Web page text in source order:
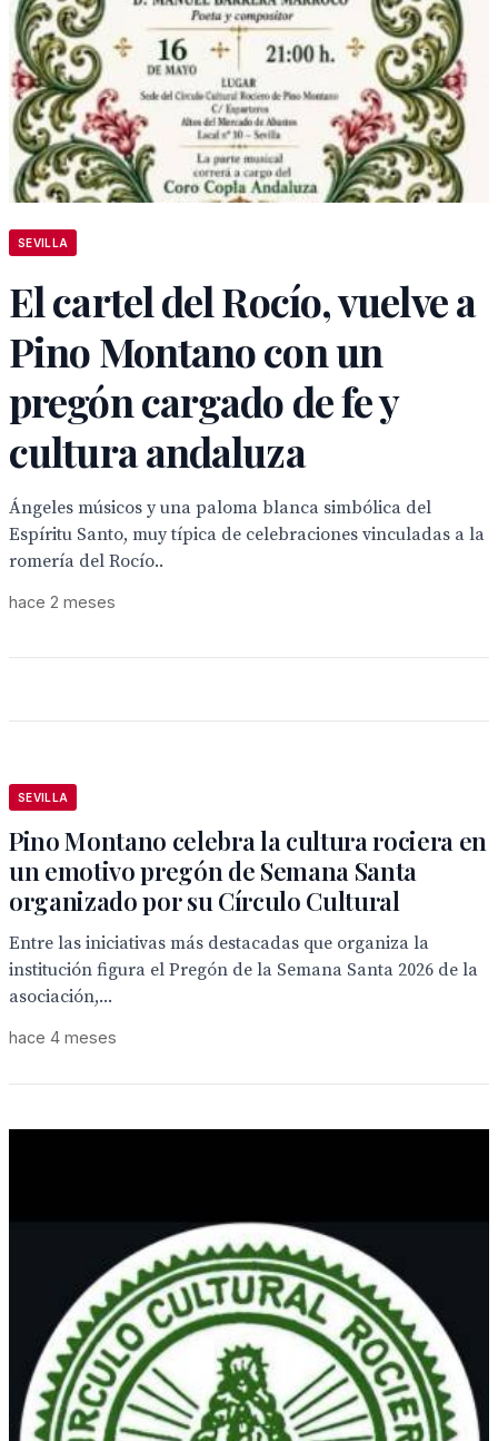
SEVILLA
El cartel del Rocío, vuelve a
Pino Montano con un
pregón cargado de fe y
cultura andaluza
Ángeles músicos y una paloma blanca simbólica del
Espíritu Santo, muy típica de celebraciones vinculadas a la
romería del Rocío..
hace 2 meses
SEVILLA
Pino Montano celebra la cultura rociera en
un emotivo pregón de Semana Santa
organizado por su Círculo Cultural
Entre las iniciativas más destacadas que organiza la
institución figura el Pregón de la Semana Santa 2026 de la
asociación,...
hace 4 meses